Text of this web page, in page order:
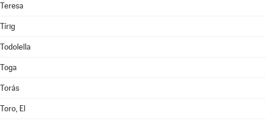
Teresa
Tírig
Todolella
Toga
Torás
Toro, El